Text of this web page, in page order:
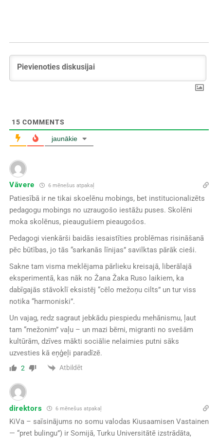
15 COMMENTS
jaunākie
Vāvere 6 mēnešus atpakaļ
Patiesībā ir ne tikai skoelēnu mobings, bet institucionalizēts
pedagogu mobings no uzraugošo iestāžu puses. Skolēni
moka skolēnus, pieaugušiem pieaugošos.
Pedagogi vienkārši baidās iesaistīties problēmas risināšanā
pēc būtības, jo tās “sarkanās līnijas” savilktas pārāk cieši.
Sakne tam visma meklējama pārlieku kreisajā, liberālajā
eksperimentā, kas nāk no Žana Žaka Ruso laikiem, ka
dabīgajās stāvoklī eksistēj “cēlo mežoņu cilts” un tur viss
notika “harmoniski”.
Un vajag, redz sagraut jebkādu piespiedu mehānismu, ļaut
tam “mežonim” vaļu – un mazi bērni, migranti no svešām
kultūrām, dzīves mākti sociālie nelaimies putni sāks
uzvesties kā eņģeļi paradīzē.
2 Atbildēt
direktors 6 mēnešus atpakaļ
KiVa – saīsinājums no somu valodas Kiusaamisen Vastainen
— “pret bulingu”) ir Somijā, Turku Universitātē izstrādāta,